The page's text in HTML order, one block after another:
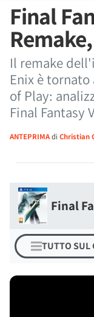
Final
Il remake
Enix è
of Play:
Final Fantasy
ANTEPRIMAdi Christian
Final
TUTTO SUL